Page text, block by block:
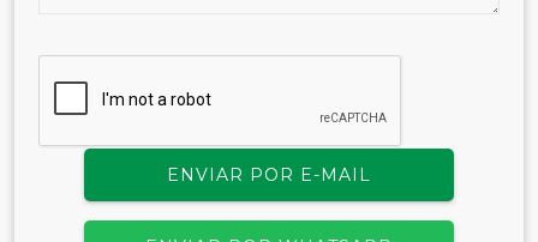
ENVIAR POR E-MAIL